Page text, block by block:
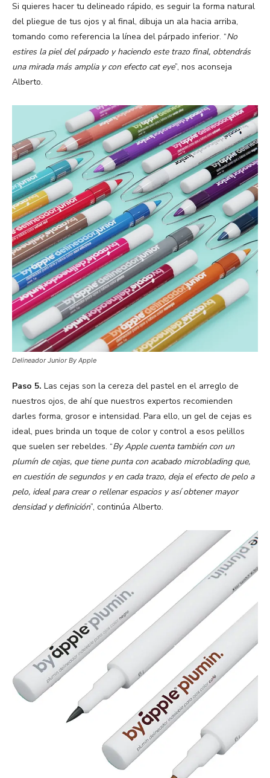
Si quieres hacer tu delineado rápido, es seguir la forma natural
del pliegue de tus ojos y al final, dibuja un ala hacia arriba,
tomando como referencia la línea del párpado inferior. “No
estires la piel del párpado y haciendo este trazo final, obtendrás
una mirada más amplia y con efecto cat eye”, nos aconseja
Alberto.
Delineador Junior By Apple
Paso 5. Las cejas son la cereza del pastel en el arreglo de
nuestros ojos, de ahí que nuestros expertos recomienden
darles forma, grosor e intensidad. Para ello, un gel de cejas es
ideal, pues brinda un toque de color y control a esos pelillos
que suelen ser rebeldes. “By Apple cuenta también con un
plumín de cejas, que tiene punta con acabado microblading que,
en cuestión de segundos y en cada trazo, deja el efecto de pelo a
pelo, ideal para crear o rellenar espacios y así obtener mayor
densidad y definición”, continúa Alberto.